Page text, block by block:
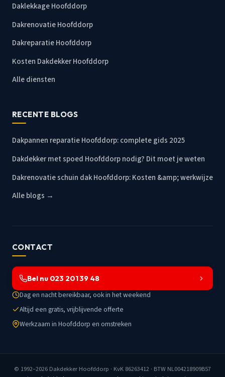
Daklekkage Hoofddorp
Dakrenovatie Hoofddorp
Dakreparatie Hoofddorp
Kosten Dakdekker Hoofddorp
Alle diensten
RECENTE BLOGS
Dakpannen reparatie Hoofddorp: complete gids 2025
Dakdekker met spoed Hoofddorp nodig? Dit moet je weten
Dakrenovatie schuin dak Hoofddorp: Kosten &amp; werkwijze
Alle blogs →
CONTACT
Bel nu 023 201 39 48
Dag en nacht bereikbaar, ook in het weekend
Altijd een gratis, vrijblijvende offerte
Werkzaam in Hoofddorp en omstreken
© 1992–2026 Dakdekker Hoofddorp · KvK 86263412 · BTW NL004218909B57